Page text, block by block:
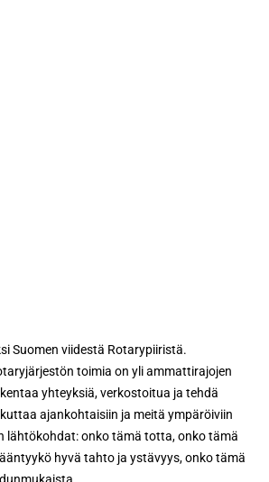
Suomen viidestä Rotarypiiristä.
toimia on yli ammattirajojen
yhteyksiä, verkostoitua ja tehdä
ajankohtaisiin ja meitä ympäröiviin
lähtökohdat: onko tämä totta, onko tämä
hyvä tahto ja ystävyys, onko tämä